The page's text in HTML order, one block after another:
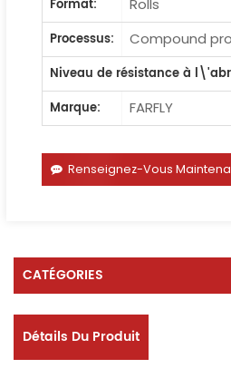
Format:
Processus:
Compound
Niveau de résistance à
Marque:
FARFLY
Renseignez-Vous
CATÉGORIES
Détails Du Produit